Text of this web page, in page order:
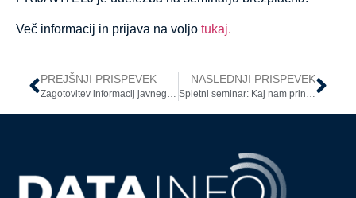
Več informacij in prijava na voljo tukaj.
PREJŠNJI PRISPEVEK
Zagotovitev informacij javnega značaja
NASLEDNJI PRISPEVEK
Spletni seminar: Kaj nam prinaša NIS 2 direktiva o kibernetski varnosti in kako se nanjo ustrezno pripraviti?